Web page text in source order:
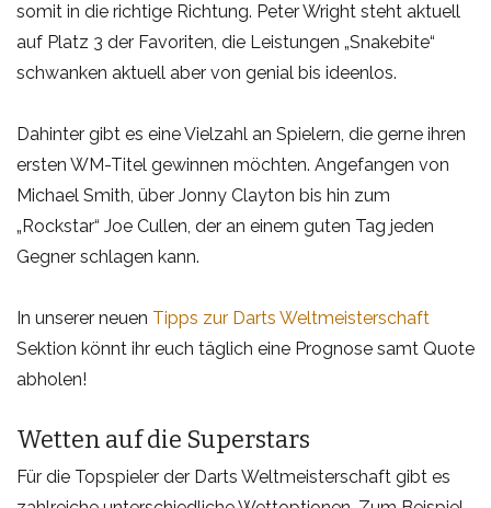
somit in die richtige Richtung. Peter Wright steht aktuell
auf Platz 3 der Favoriten, die Leistungen „Snakebite“
schwanken aktuell aber von genial bis ideenlos.
Dahinter gibt es eine Vielzahl an Spielern, die gerne ihren
ersten WM-Titel gewinnen möchten. Angefangen von
Michael Smith, über Jonny Clayton bis hin zum
„Rockstar“ Joe Cullen, der an einem guten Tag jeden
Gegner schlagen kann.
In unserer neuen Tipps zur Darts Weltmeisterschaft
Sektion könnt ihr euch täglich eine Prognose samt Quote
abholen!
Wetten auf die Superstars
Für die Topspieler der Darts Weltmeisterschaft gibt es